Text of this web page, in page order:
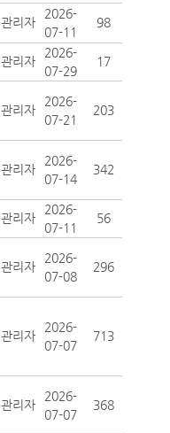
관리자
2026-
07-11
98
관리자
2026-
07-29
17
관리자
2026-
07-21
203
관리자
2026-
07-14
342
관리자
2026-
07-11
56
관리자
2026-
07-08
296
관리자
2026-
07-07
713
관리자
2026-
07-07
368